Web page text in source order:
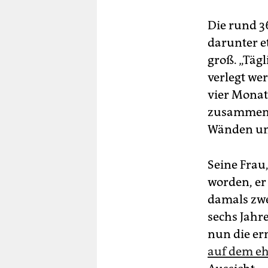
Die rund
darunter
groß.
verlegt
vier
Wänden
Seine
worden,
damals
sechs
nun die
auf dem